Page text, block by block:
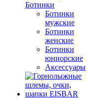
Ботинки
Ботинки
мужские
Ботинки
женские
Ботинки
юниорские
Аксессуары